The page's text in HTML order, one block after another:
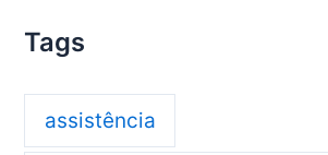
Tags
assistência